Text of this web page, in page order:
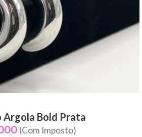
Argola Bold Prata
(Com Imposto)